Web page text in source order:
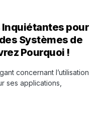
pour
Systèmes de
Pourquoi !
concernant l’utilisation
ses applications,